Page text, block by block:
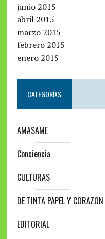
junio 2015
abril 2015
marzo 2015
febrero 2015
enero 2015
CATEGORÍAS
AMASAME
Conciencia
CULTURAS
DE TINTA PAPEL Y CORAZON
EDITORIAL